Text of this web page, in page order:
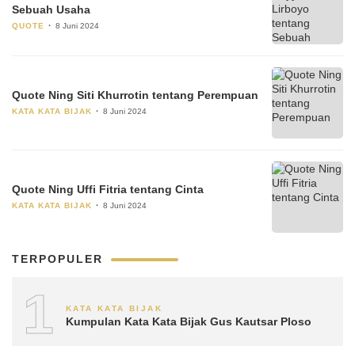
Sebuah Usaha
QUOTE 8 Juni 2024
Quote Ning Siti Khurrotin tentang Perempuan
KATA KATA BIJAK 8 Juni 2024
Quote Ning Uffi Fitria tentang Cinta
KATA KATA BIJAK 8 Juni 2024
TERPOPULER
1 KATA KATA BIJAK
Kumpulan Kata Kata Bijak Gus Kautsar Ploso